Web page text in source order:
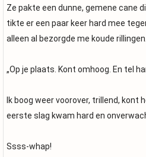
Ze pakte een dunne, gemene cane
tikte er een paar keer hard mee
alleen al bezorgde me koude rillingen.
„Op je plaats. Kont omhoog. En tel
Ik boog weer voorover, trillend, kont
eerste slag kwam hard en
Ssss-whap!